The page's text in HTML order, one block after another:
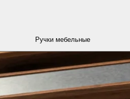
Ручки мебельные